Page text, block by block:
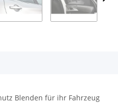
Blenden für ihr Fahrzeug